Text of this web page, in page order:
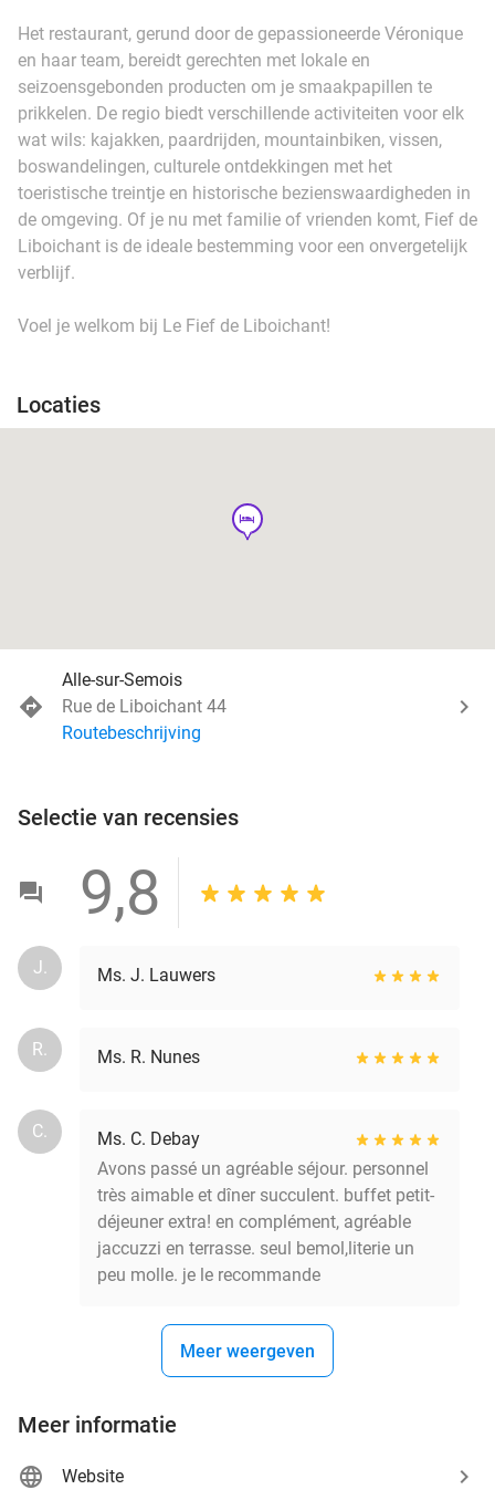
Het restaurant, gerund door de gepassioneerde Véronique
en haar team, bereidt gerechten met lokale en
seizoensgebonden producten om je smaakpapillen te
prikkelen. De regio biedt verschillende activiteiten voor elk
wat wils: kajakken, paardrijden, mountainbiken, vissen,
boswandelingen, culturele ontdekkingen met het
toeristische treintje en historische bezienswaardigheden in
de omgeving. Of je nu met familie of vrienden komt, Fief de
Liboichant is de ideale bestemming voor een onvergetelijk
verblijf.
Voel je welkom bij Le Fief de Liboichant!
Locaties
hotel
Alle-sur-Semois
Rue de Liboichant 44
Routebeschrijving
Selectie van recensies
9,8
J. Ms. J. Lauwers
R. Ms. R. Nunes
C.
Ms. C. Debay
Avons passé un agréable séjour. personnel
très aimable et dîner succulent. buffet petit-
déjeuner extra! en complément, agréable
jaccuzzi en terrasse. seul bemol,literie un
peu molle. je le recommande
Meer weergeven
Meer informatie
Website